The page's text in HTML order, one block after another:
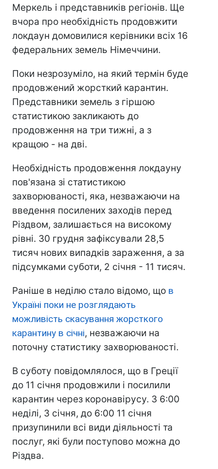
Меркель і представників регіонів. Ще
вчора про необхідність продовжити
локдаун домовилися керівники всіх 16
федеральних земель Німеччини.
Поки незрозуміло, на який термін буде
продовжений жорсткий карантин.
Представники земель з гіршою
статистикою закликають до
продовження на три тижні, а з
кращою - на дві.
Необхідність продовження локдауну
пов'язана зі статистикою
захворюваності, яка, незважаючи на
введення посилених заходів перед
Різдвом, залишається на високому
рівні. 30 грудня зафіксували 28,5
тисяч нових випадків зараження, а за
підсумками суботи, 2 січня - 11 тисяч.
Раніше в неділю стало відомо, що в
Україні поки не розглядають
можливість скасування жорсткого
карантину в січні, незважаючи на
поточну статистику захворюваності.
В суботу повідомлялося, що в Греції
до 11 січня продовжили і посилили
карантин через коронавірусу. З 6:00
неділі, 3 січня, до 6:00 11 січня
призупинили всі види діяльності та
послуг, які були поступово можна до
Різдва.